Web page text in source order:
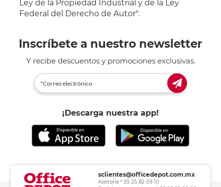
Ley de la Propiedad Industrial y de la Ley
Federal del Derecho de Autor".
Inscríbete a nuestro newsletter
Y recibe descuentos y promociones exclusivas.
¡Descarga nuestra app!
sclientes@officedepot.com.mx
Asesoría * 55 25 82 09 10